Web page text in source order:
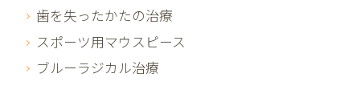
歯を失ったかたの治療
スポーツ用マウスピース
ブルーラジカル治療